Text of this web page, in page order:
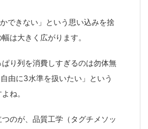
かできない」という思い込みを捨
は大きく広がります。
ぱり列を消費しすぎるのは勿体無
由に3水準を扱いたい」という
ね。
のが、品質工学（タグチメソッ